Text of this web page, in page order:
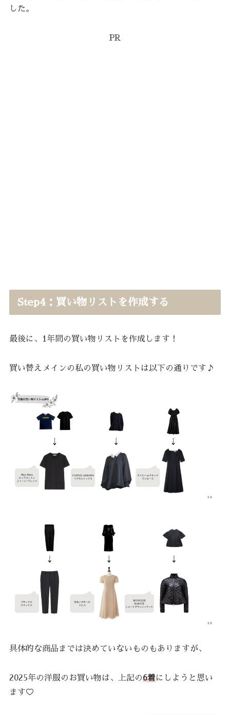
した。
PR
Step4：買い物リストを作成する
最後に、1年間の買い物リストを作成します！
買い替えメインの私の買い物リストは以下の通りです♪
具体的な商品までは決めていないものもありますが、
2025年の洋服のお買い物は、上記の6着にしようと思い
ます♡